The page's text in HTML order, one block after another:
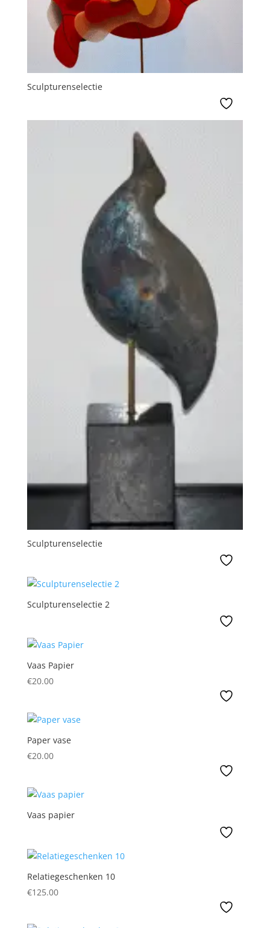
Sculpturenselectie
Sculpturenselectie
Sculpturenselectie 2
Vaas Papier
€20.00
Paper vase
€20.00
Vaas papier
Relatiegeschenken 10
€125.00